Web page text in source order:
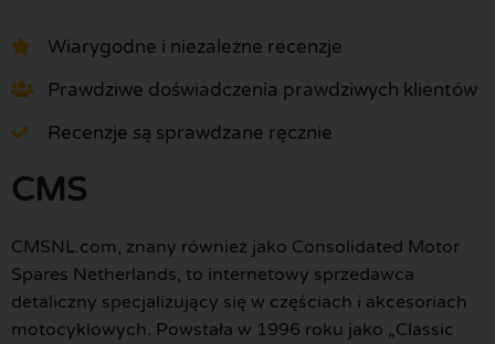
Wiarygodne i niezależne recenzje
Prawdziwe doświadczenia prawdziwych klientów
Recenzje są sprawdzane ręcznie
CMS
CMSNL.com, znany również jako Consolidated Motor
Spares Netherlands, to internetowy sprzedawca
detaliczny specjalizujący się w częściach i akcesoriach
motocyklowych. Powstała w 1996 roku jako „Classic